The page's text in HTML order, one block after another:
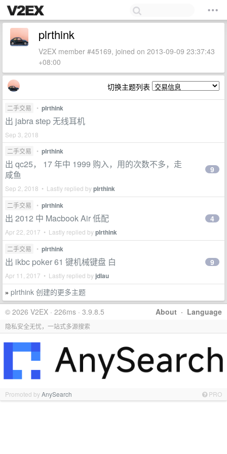
plrthink
V2EX member #45169, joined on 2013-09-09 23:37:43
+08:00
切换主题列表
二手交易 • plrthink
出 jabra step 无线耳机
Sep 3, 2018
二手交易
• plrthink
出 qc25， 17 年中 1999 购入，用的次数不多，走
咸鱼
Sep 2, 2018 • Lastly replied byplrthink
9
二手交易 • plrthink
出 2012 中 Macbook Air 低配
Apr 22, 2017 • Lastly replied byplrthink
4
二手交易 • plrthink
出 ikbc poker 61 键机械键盘 白
Apr 11, 2017 • Lastly replied by jdlau
9
» plrthink 创建的更多主题
About · Language
© 2026 V2EX · 226ms · 3.9.8.5
隐私安全无忧，一站式多源搜索
Promoted byAnySearch PRO